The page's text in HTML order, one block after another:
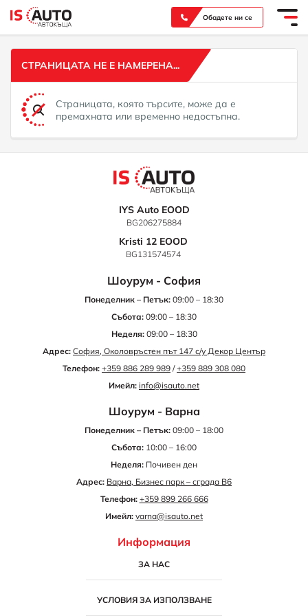
Обадете ни се
СТРАНИЦАТА НЕ Е НАМЕРЕНА...
Страницата, която търсите, може да е
премахната или временно недостъпна.
IYS Auto EOOD
BG206275884
Kristi 12 EOOD
BG131574574
Шоурум - София
Понеделник – Петък: 09:00 – 18:30
Събота: 09:00 – 18:30
Неделя:09:00 – 18:30
Адрес: София, Околовръстен път 147 с/у Декор Център
Телефон: +359 886 289 989 /+359 889 308 080
Имейл: info@isauto.net
Шоурум - Варна
Понеделник – Петък: 09:00 – 18:00
Събота: 10:00 – 16:00
Неделя: Почивен ден
Адрес: Варна, Бизнес парк – сграда B6
Телефон: +359 899 266 666
Имейл: varna@isauto.net
Информация
ЗА НАС
УСЛОВИЯ ЗА ИЗПОЛЗВАНЕ